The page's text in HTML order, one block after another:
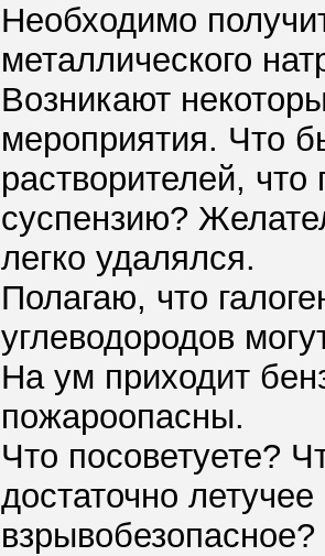
Необходимо
металлического
Возникают
мероприятия. Что
растворителей,
суспензию?
легко удалялся.
Полагаю, что
углеводородов
На ум приходит
пожароопасны.
Что посоветуете?
достаточно
взрывобезопасное?